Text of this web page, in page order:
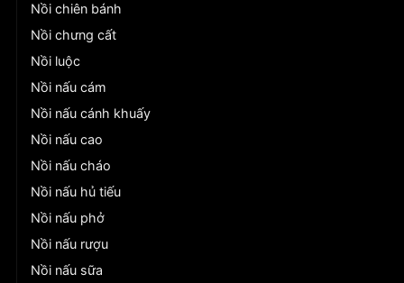
Nồi chiên bánh
Nồi chưng cất
Nồi luộc
Nồi nấu cám
Nồi nấu cánh khuấy
Nồi nấu cao
Nồi nấu cháo
Nồi nấu hủ tiếu
Nồi nấu phở
Nồi nấu rượu
Nồi nấu sữa